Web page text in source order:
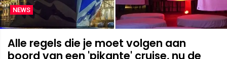
NEWS
Alle regels die je moet volgen aan
boord van een 'pikante' cruise, nu de